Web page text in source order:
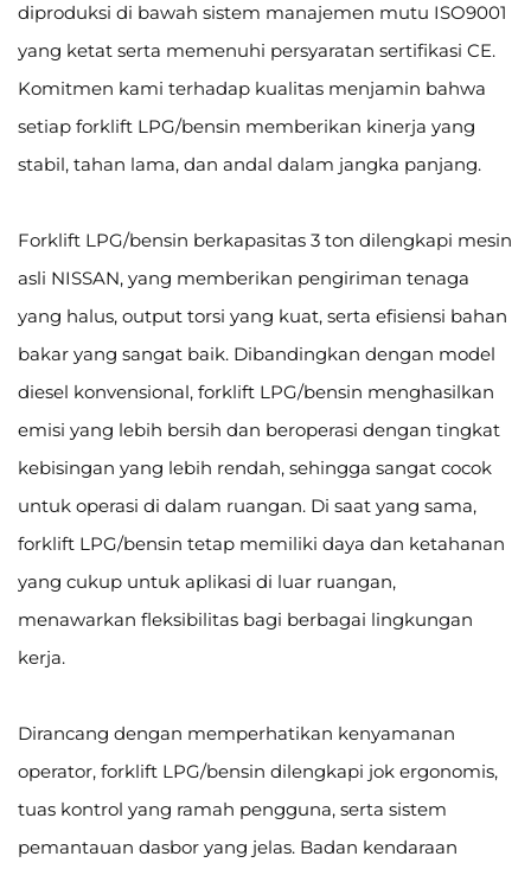
diproduksi di bawah sistem manajemen mutu ISO9001
yang ketat serta memenuhi persyaratan sertifikasi CE.
Komitmen kami terhadap kualitas menjamin bahwa
setiap forklift LPG/bensin memberikan kinerja yang
stabil, tahan lama, dan andal dalam jangka panjang.
Forklift LPG/bensin berkapasitas 3 ton dilengkapi mesin
asli NISSAN, yang memberikan pengiriman tenaga
yang halus, output torsi yang kuat, serta efisiensi bahan
bakar yang sangat baik. Dibandingkan dengan model
diesel konvensional, forklift LPG/bensin menghasilkan
emisi yang lebih bersih dan beroperasi dengan tingkat
kebisingan yang lebih rendah, sehingga sangat cocok
untuk operasi di dalam ruangan. Di saat yang sama,
forklift LPG/bensin tetap memiliki daya dan ketahanan
yang cukup untuk aplikasi di luar ruangan,
menawarkan fleksibilitas bagi berbagai lingkungan
kerja.
Dirancang dengan memperhatikan kenyamanan
operator, forklift LPG/bensin dilengkapi jok ergonomis,
tuas kontrol yang ramah pengguna, serta sistem
pemantauan dasbor yang jelas. Badan kendaraan